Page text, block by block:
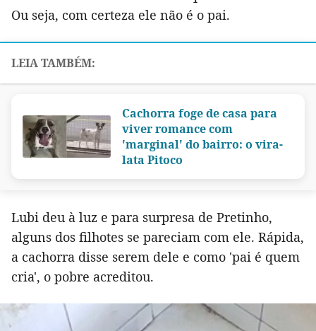
Ou seja, com certeza ele não é o pai.
Cachorra foge de casa para
viver romance com
'marginal' do bairro: o vira-
lata Pitoco
Lubi deu à luz e para surpresa de Pretinho,
alguns dos filhotes se pareciam com ele. Rápida,
a cachorra disse serem dele e como 'pai é quem
cria', o pobre acreditou.